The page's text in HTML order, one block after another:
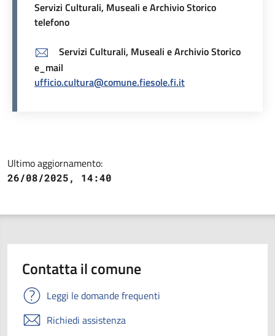
Servizi Culturali, Museali e Archivio Storico
telefono
Servizi Culturali, Museali e Archivio Storico
e_mail
ufficio.cultura@comune.fiesole.fi.it
Ultimo aggiornamento:
26/08/2025, 14:40
Contatta il comune
Leggi le domande frequenti
Richiedi assistenza